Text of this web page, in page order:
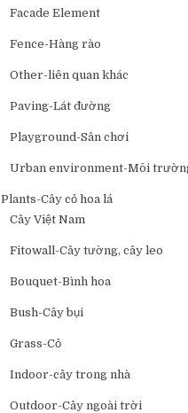
Facade Element
Fence-Hàng rào
Other-liên quan khác
Paving-Lát đường
Playground-Sân chơi
Urban environment-Môi
Plants-Cây cỏ hoa lá
Cây Việt Nam
Fitowall-Cây tường, cây leo
Bouquet-Bình hoa
Bush-Cây bụi
Grass-Cỏ
Indoor-cây trong nhà
Outdoor-Cây ngoài trời